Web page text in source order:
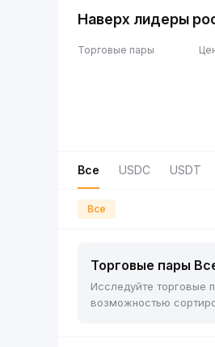
Наверх лидеры
Торговые пары
Все USDC USDT
Все
Торговые пары
Исследуйте торговые
возможностью